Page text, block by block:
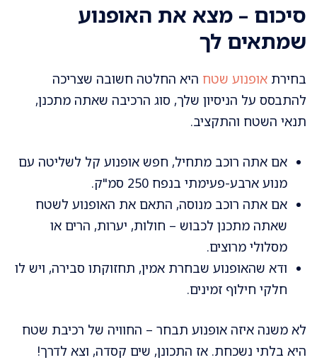
סיכום – מצא את האופנוע
שמתאים לך
בחירת אופנוע שטח היא החלטה חשובה שצריכה
להתבסס על הניסיון שלך, סוג הרכיבה שאתה מתכנן,
תנאי השטח והתקציב.
אם אתה רוכב מתחיל, חפש אופנוע קל לשליטה עם
מנוע ארבע-פעימתי בנפח 250 סמ"ק.
אם אתה רוכב מנוסה, התאם את האופנוע לשטח
שאתה מתכנן לכבוש – חולות, יערות, הרים או
מסלולי מרוצים.
ודא שהאופנוע שבחרת אמין, תחזוקתו סבירה, ויש לו
חלקי חילוף זמינים.
לא משנה איזה אופנוע תבחר – החוויה של רכיבת שטח
היא בלתי נשכחת. אז התכונן, שים קסדה, וצא לדרך!